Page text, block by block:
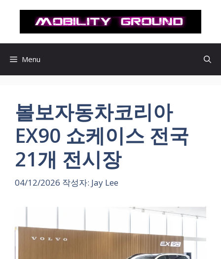
로
Menu
볼보자동차코리아
EX90 쇼케이스 전국
21개 전시장
04/12/2026 작성자: Jay Lee